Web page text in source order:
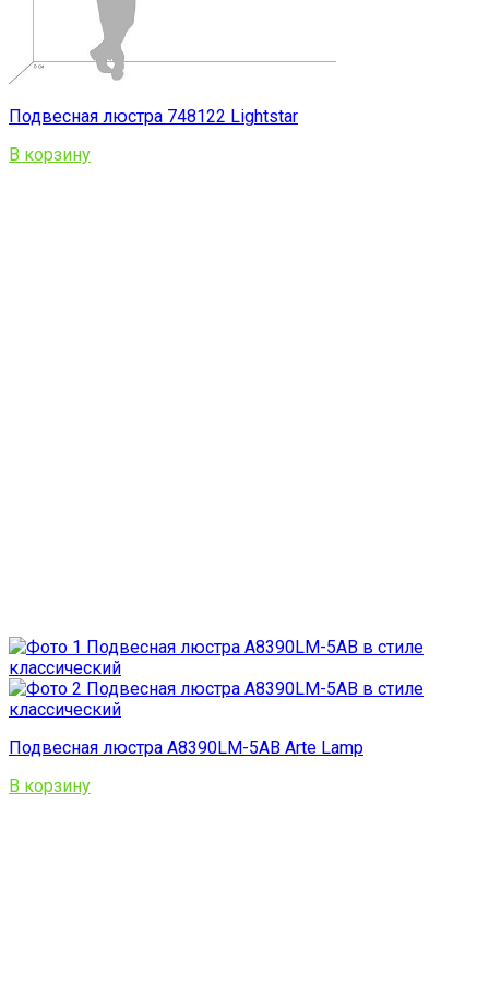
Подвесная люстра 748122 Lightstar
В корзину
Подвесная люстра A8390LM-5AB Arte Lamp
В корзину